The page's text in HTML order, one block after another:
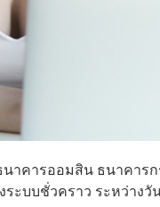
คารออมสิน ธนาคาร
บบชั่วคราว ระหว่างวั